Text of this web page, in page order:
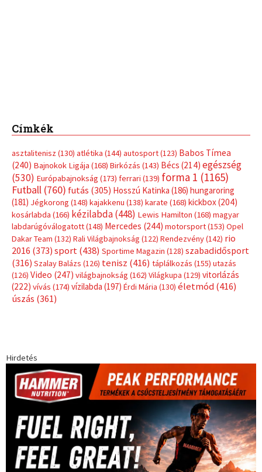
Címkék
asztalitenisz (130) atlétika (144) autosport(123) Babos Tímea
(240) Bajnokok Ligája (168) Birkózás (143) Bécs (214) egészség
(530) Európabajnokság (173) ferrari (139) forma 1 (1165)
Futball (760) futás (305) Hosszú Katinka (186) hungaroring
(181) Jégkorong (148) kajakkenu (138) karate (168) kickbox(204)
kosárlabda (166) kézilabda(448) Lewis Hamilton (168) magyar
labdarúgóválogatott(148) Mercedes (244) motorsport(153) Opel
Dakar Team (132) Rali Világbajnokság (122) Rendezvény(142) rio
2016 (373) sport(438) Sportime Magazin (128) szabadidősport
(316) Szalay Balázs (126) tenisz (416) táplálkozás (155) utazás
(126) Video (247) világbajnokság (162) Világkupa (129) vitorlázás
(222) vívás (174) vízilabda (197) Érdi Mária (130) életmód(416)
úszás (361)
Hirdetés